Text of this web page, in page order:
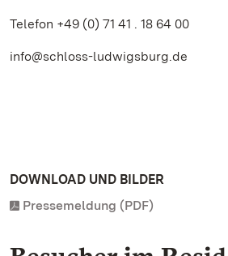
Telefon +49 (0) 71 41 . 18 64 00
info@schloss-ludwigsburg.de
DOWNLOAD UND BILDER
Pressemeldung (PDF)